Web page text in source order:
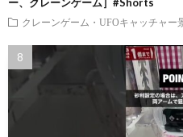
クレーンゲーム・UFOキャッチャー